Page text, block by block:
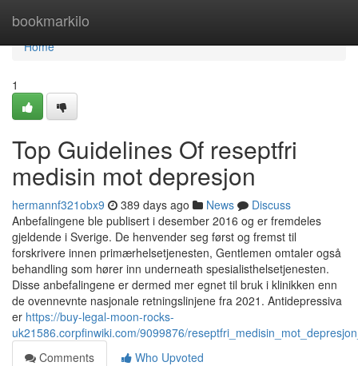
bookmarkilo
Home
Home
1
Top Guidelines Of reseptfri
medisin mot depresjon
hermannf321obx9 389 days ago News
Discuss
Anbefalingene ble publisert i desember 2016 og er fremdeles
gjeldende i Sverige. De henvender seg først og fremst til
forskrivere innen primærhelsetjenesten, Gentlemen omtaler også
behandling som hører inn underneath spesialisthelsetjenesten.
Disse anbefalingene er dermed mer egnet til bruk i klinikken enn
de ovennevnte nasjonale retningslinjene fra 2021. Antidepressiva
er https://buy-legal-moon-rocks-
uk21586.corpfinwiki.com/9099876/
Comments
Who Upvoted